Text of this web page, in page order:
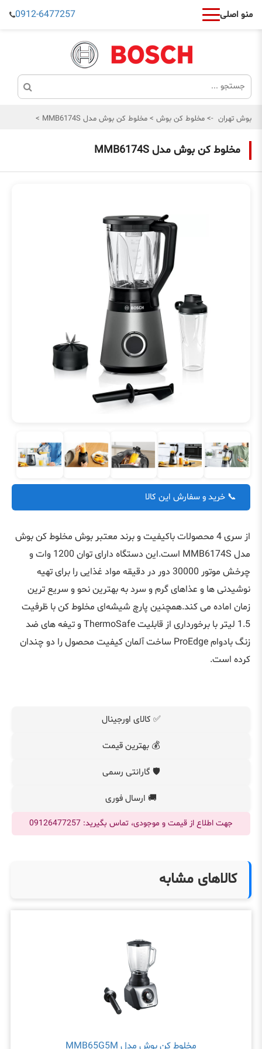
منو اصلی 0912-6477257
بوش تهران -> مخلوط کن بوش > مخلوط کن بوش مدل MMB6174S >
مخلوط کن بوش مدل MMB6174S
📞 خرید و سفارش این کالا
از سری 4 محصولات باکیفیت و برند معتبر بوش مخلوط کن بوش
مدل MMB6174S است.این دستگاه دارای توان 1200 وات و
چرخش موتور 30000 دور در دقیقه مواد غذایی را برای تهیه
نوشیدنی ها و عذاهای گرم و سرد به بهترین نحو و سریع ترین
زمان اماده می کند.همچنین پارچ شیشه‌ای مخلوط کن با ظرفیت
1.5 لیتر با برخورداری از قابلیت ThermoSafe و تیغه های ضد
زنگ بادوام ProEdge ساخت آلمان کیفیت محصول را دو چندان
کرده است.
✅ کالای اورجینال
💰 بهترین قیمت
🛡️ گارانتی رسمی
🚚 ارسال فوری
جهت اطلاع از قیمت و موجودی، تماس بگیرید: 09126477257
کالاهای مشابه
مخلوط کن بوش مدل MMB65G5M